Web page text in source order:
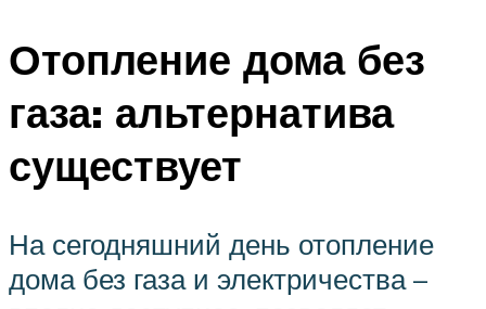
Отопление дома без
газа: альтернатива
существует
На сегодняшний день отопление
дома без газа и электричества –